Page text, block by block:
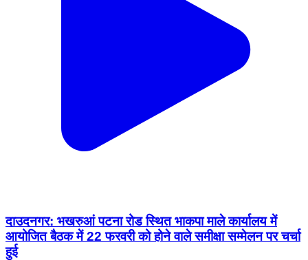
दाउदनगर: भखरुआं पटना रोड स्थित भाकपा माले कार्यालय में
आयोजित बैठक में 22 फरवरी को होने वाले समीक्षा सम्मेलन पर चर्चा
हुई